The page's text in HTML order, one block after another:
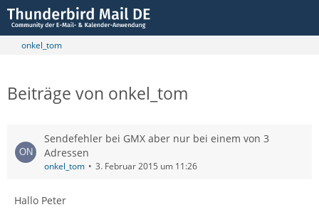
onkel_tom
Beiträge von onkel_tom
Sendefehler bei GMX aber nur bei einem von 3
Adressen
onkel_tom 3. Februar 2015 um 11:26
Hallo Peter